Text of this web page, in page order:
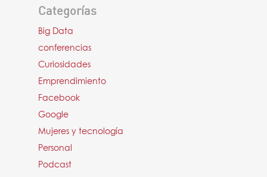
Categorías
Big Data
conferencias
Curiosidades
Emprendimiento
Facebook
Google
Mujeres y tecnología
Personal
Podcast